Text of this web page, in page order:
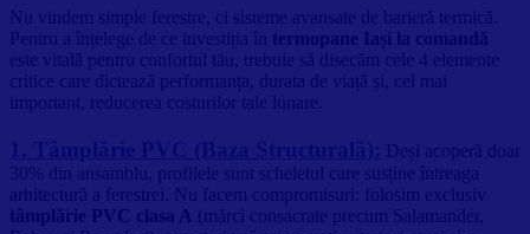
Nu vindem simple ferestre, ci sisteme avansate de barieră termică.
Pentru a înțelege de ce investiția în termopane Iași la comandă
este vitală pentru confortul tău, trebuie să disecăm cele 4 elemente
critice care dictează performanța, durata de viață și, cel mai
important, reducerea costurilor tale lunare.
Deși acoperă doar
30% din ansamblu, profilele sunt scheletul care susține întreaga
arhitectură a ferestrei. Nu facem compromisuri: folosim exclusiv
tâmplărie PVC clasa A (mărci consacrate precum Salamander,